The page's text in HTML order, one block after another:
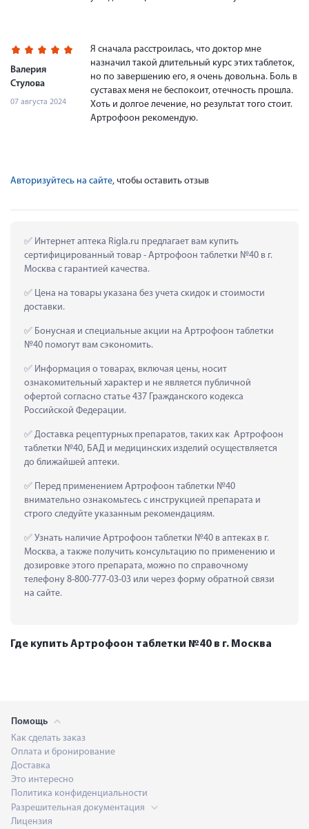
Валерия
Стулова
07 августа 2024
Я сначала расстроилась, что доктор мне
назначил такой длительный курс этих таблеток,
но по завершению его, я очень довольна. Боль в
суставах меня не беспокоит, отечность прошла.
Хоть и долгое лечение, но результат того стоит.
Артрофоон рекомендую.
Авторизуйтесь на сайте, чтобы оставить отзыв
Интернет аптека Rigla.ru предлагает вам купить
сертифицированный товар - Артрофоон таблетки №40 в г.
Москва с гарантией качества.
Цена на товары указана без учета скидок и стоимости
доставки.
Бонусная и специальные акции на Артрофоон таблетки
№40 помогут вам сэкономить.
Информация о товарах, включая цены, носит
ознакомительный характер и не является публичной
офертой согласно статье 437 Гражданского кодекса
Российской Федерации.
Доставка рецептурных препаратов, таких как  Артрофоон
таблетки №40, БАД и медицинских изделий осуществляется
до ближайшей аптеки.
Перед применением Артрофоон таблетки №40
внимательно ознакомьтесь с инструкцией препарата и
строго следуйте указанным рекомендациям.
Узнать наличие Артрофоон таблетки №40 в аптеках в г.
Москва, а также получить консультацию по применению и
дозировке этого препарата, можно по справочному
телефону 8-800-777-03-03 или через форму обратной связи
на сайте.
Где купить Артрофоон таблетки №40 в г. Москва
Помощь
Как сделать заказ
Оплата и бронирование
Доставка
Это интересно
Политика конфиденциальности
Разрешительная документация
Лицензия